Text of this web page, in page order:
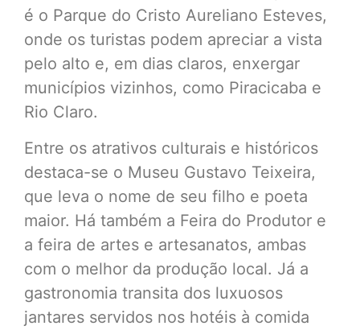
é o Parque do Cristo Aureliano Esteves,
onde os turistas podem apreciar a vista
pelo alto e, em dias claros, enxergar
municípios vizinhos, como Piracicaba e
Rio Claro.
Entre os atrativos culturais e históricos
destaca-se o Museu Gustavo Teixeira,
que leva o nome de seu filho e poeta
maior. Há também a Feira do Produtor e
a feira de artes e artesanatos, ambas
com o melhor da produção local. Já a
gastronomia transita dos luxuosos
jantares servidos nos hotéis à comida